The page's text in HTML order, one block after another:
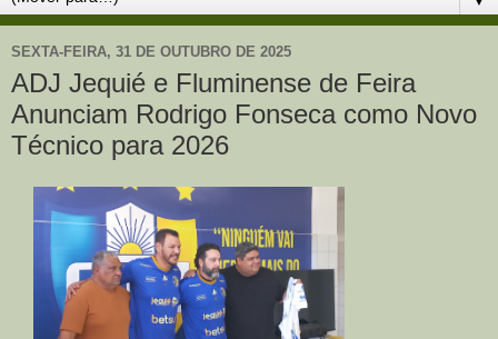
SEXTA-FEIRA, 31 DE OUTUBRO DE 2025
ADJ Jequié e Fluminense de Feira
Anunciam Rodrigo Fonseca como Novo
Técnico para 2026